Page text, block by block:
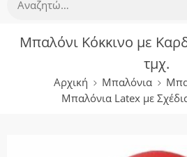
Μπαλόνι Κόκκινο με
τμχ.
Αρχική Μπαλόνια
Μπαλόνια Latex με